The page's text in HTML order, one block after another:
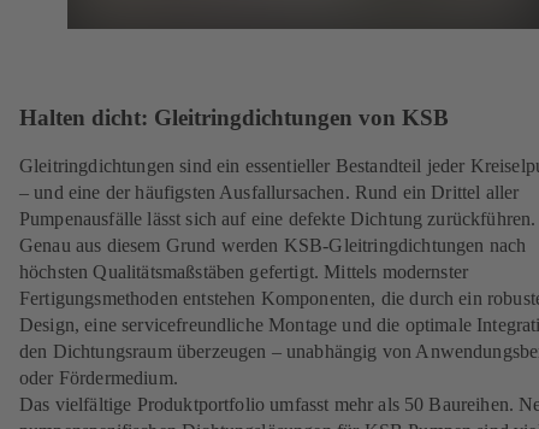
Halten dicht: Gleitringdichtungen von KSB
Gleitringdichtungen sind ein essentieller Bestandteil jeder
– und eine der häufigsten Ausfallursachen. Rund ein Drittel aller
Pumpenausfälle lässt sich auf eine defekte Dichtung zurückführen.
Genau aus diesem Grund werden KSB-Gleitringdichtungen nach
höchsten Qualitätsmaßstäben gefertigt. Mittels modernster
Fertigungsmethoden entstehen Komponenten, die durch ein
Design, eine servicefreundliche Montage und die optimale
den Dichtungsraum überzeugen – unabhängig von
oder Fördermedium.
Das vielfältige Produktportfolio umfasst mehr als 50 Baureihen.